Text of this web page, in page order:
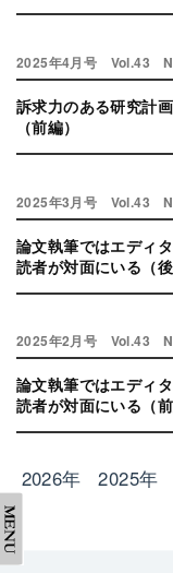
2025年4月号 Vol.43
訴求力のある研究計
（前編）
2025年3月号 Vol.43
論文執筆ではエディ
読者が対面にいる（後
2025年2月号 Vol.43
論文執筆ではエディ
読者が対面にいる（前
2026年 2025年